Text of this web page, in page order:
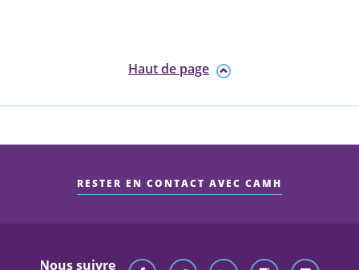
Haut de page
RESTER EN CONTACT AVEC CAMH
Nous suivre